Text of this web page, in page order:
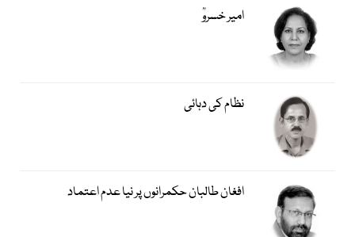
امیر خسروؒ
نظام کی دہائی
افغان طالبان حکمرانوں پر نیا عدم اعتماد